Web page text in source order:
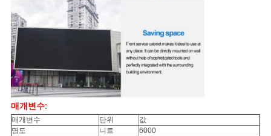
매개변수:
매개변수 단위
값
명도
니트
6000